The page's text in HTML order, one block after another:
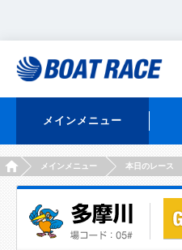
メインメニュー
HOMEメインメニュー 本日のレース